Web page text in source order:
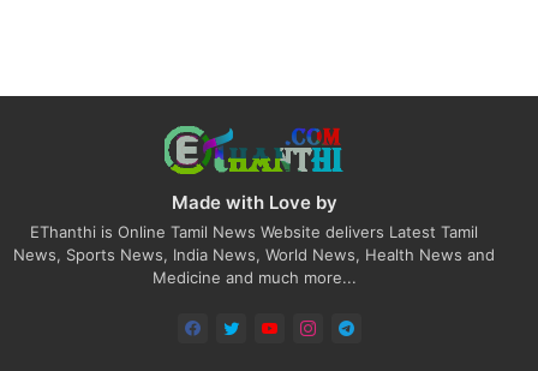
Made with Love by
EThanthi is Online Tamil News Website delivers Latest Tamil
News, Sports News, India News, World News, Health News and
Medicine and much more...